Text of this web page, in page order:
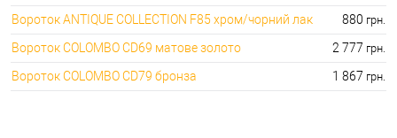
Вороток ANTIQUE COLLECTION F85 хром/чорний лак 880 грн.
Вороток COLOMBO CD69 матове золото 2 777 грн.
Вороток COLOMBO CD79 бронза 1 867 грн.